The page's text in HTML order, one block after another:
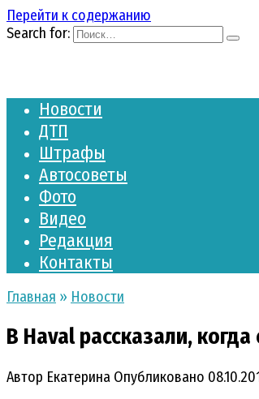
Перейти к содержанию
Search for:
Новости
ДТП
Штрафы
Автосоветы
Фото
Видео
Редакция
Контакты
Главная » Новости
В Haval рассказали,
Автор Екатерина Опубликовано